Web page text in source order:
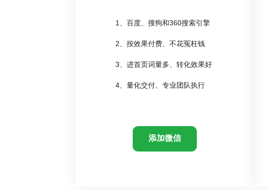
1、百度、搜狗和360搜索引擎
2、按效果付费、不花冤枉钱
3、进首页词量多、转化效果好
4、量化交付、专业团队执行
添加微信